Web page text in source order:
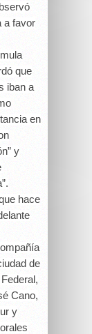
a favor
que
iban a
en
y
hace
de
Cano,
y